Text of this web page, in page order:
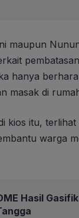
maupun
hanya
masak di
kios itu, terlihat
warga
Hasil